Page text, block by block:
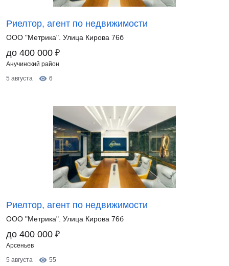
Риелтор, агент по недвижимости
ООО "Метрика". Улица Кирова 76б
до 400 000 ₽
Анучинский район
5 августа
6
Риелтор, агент по недвижимости
ООО "Метрика". Улица Кирова 76б
до 400 000 ₽
Арсеньев
5 августа
55